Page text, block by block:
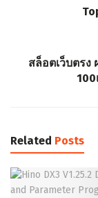
สล็อตเว็บตร
Related Posts